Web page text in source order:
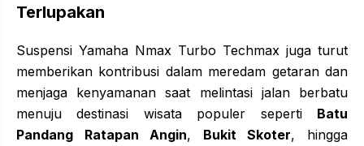
Terlupakan
Suspensi Yamaha Nmax Turbo Techmax juga turut
memberikan kontribusi dalam meredam getaran dan
menjaga kenyamanan saat melintasi jalan berbatu
menuju destinasi wisata populer seperti Batu
Pandang Ratapan Angin, Bukit Skoter, hingga